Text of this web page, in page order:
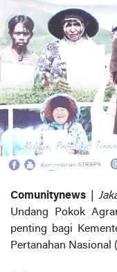
Comunitynews |
Undang Pokok
penting bagi
Pertanahan Nasional